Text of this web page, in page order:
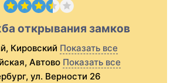
открывания замков
Кировский Показать все
Автово Показать все
ул. Верности 26